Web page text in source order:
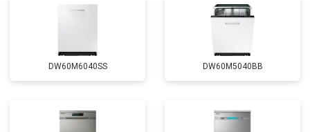
бесплатно Заказать
DW60M6040SS DW60M5040BB